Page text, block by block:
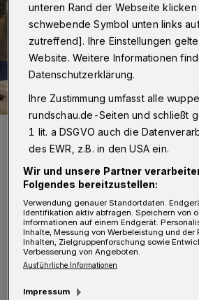
Mitarbeiter der Lebenshilfe-Schreinerei
Transportbox für die Firma Schaeffler.
Foto: Lebenshilfe Wuppertal
D ie Lebenshilfe beliefert
(früher FAG) seit mehr
Jahrzehnt mit hochwertigen
unteren Rand der Webseite
schwebende Symbol unten links
zutreffend]. Ihre Einstellungen
Website. Weitere Informationen
Datenschutzerklärung.
Ihre Zustimmung umfasst alle
rundschau.de-Seiten und schließt
1 lit. a DSGVO auch die
des EWR, z.B. in den USA ein.
Wir und unsere Partner
Folgendes bereitzustellen:
Verwendung genauer Standortdaten.
Identifikation aktiv abfragen. Speichern von
Informationen auf einem Endgerät.
Inhalte, Messung von Werbeleistung und der
Inhalten, Zielgruppenforschung sowie
Verbesserung von Angeboten.
Ausführliche Informationen
Impressum